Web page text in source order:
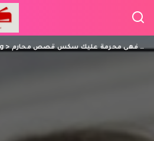
>لا يصح ان تنيك امك فهى محرمة عليك سكس قصص محارم